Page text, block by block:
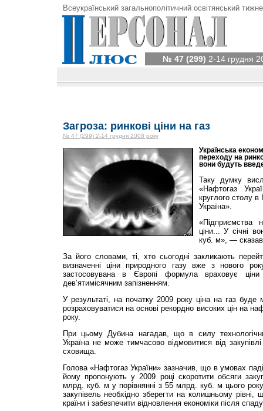
Всеукраїнський загальнополітичний освітянський
№ 47 (299) 2-14 грудня
Загроза: ринкові ціни на газ
№ 47 (299) 2-14 грудня 2008 року
Українська
переходу на
вони будуть
Таку думку
«Нафтогаз
круглого столу в
Україна».
«Підприємства
ціни... У січні
куб. м», —
За його словами, ті, хто сьогодні закликають
визначенні ціни природного газу вже з нового
застосовувана в Європі формула враховує
дев’ятимісячним запізненням.
У результаті, на початку 2009 року ціна на газ
розраховуватися на основі рекордно високих цін на
року.
При цьому Дубина нагадав, що в силу
Україна не може тимчасово відмовитися від
сховища.
Голова «Нафтогаз України» зазначив, що в умовах
йому пропонують у 2009 році скоротити обсяги
млрд. куб. м у порівнянні з 55 млрд. куб. м цього
закупівель необхідно зберегти на колишньому рівні,
країни і забезпечити відновлення економіки після